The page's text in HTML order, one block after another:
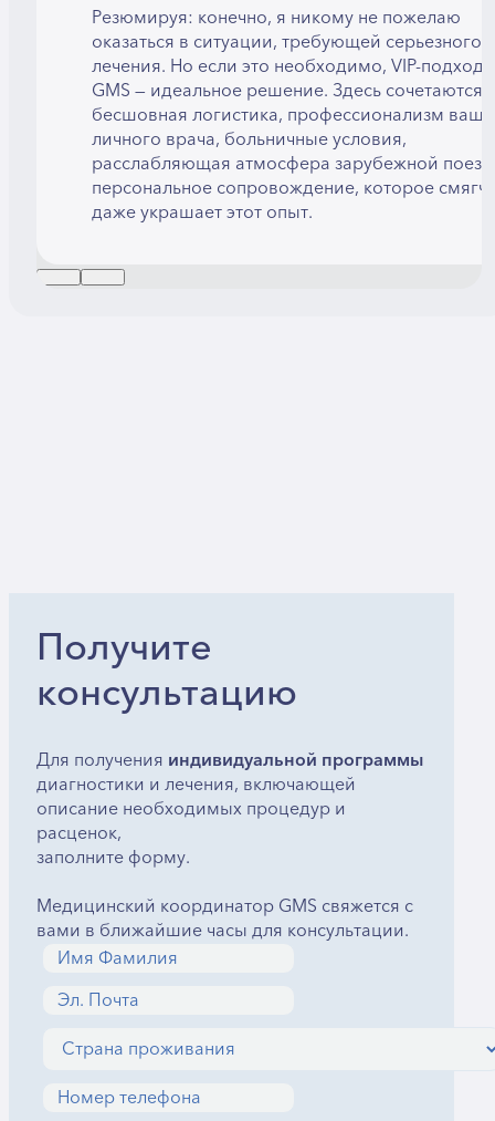
Резюмируя: конечно, я никому не пожелаю
оказаться в ситуации, требующей серьезного
лечения. Но если это необходимо, VIP-подход
GMS — идеальное решение. Здесь сочетаются
бесшовная логистика, профессионализм
личного врача, больничные условия,
расслабляющая атмосфера зарубежной
персональное сопровождение, которое
даже украшает этот опыт.
Получите
консультацию
Для получения индивидуальной программы
диагностики и лечения, включающей
описание необходимых процедур и
расценок,
заполните форму.
Медицинский координатор GMS свяжется с
вами в ближайшие часы для консультации.